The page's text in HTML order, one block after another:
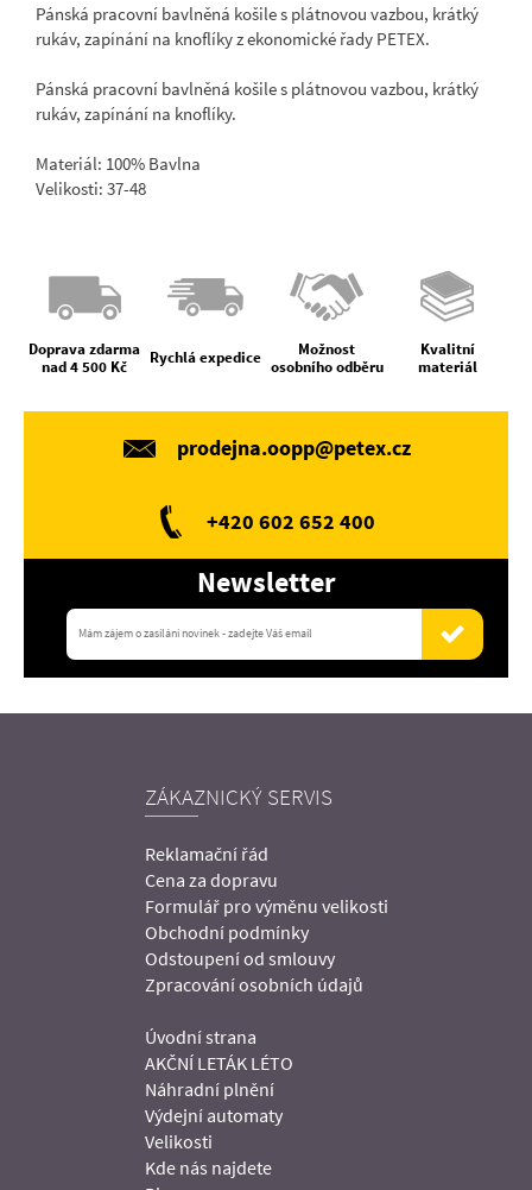
Pánská pracovní bavlněná košile s plátnovou vazbou, krátký
rukáv, zapínání na knoflíky z ekonomické řady PETEX.
Pánská pracovní bavlněná košile s plátnovou vazbou, krátký
rukáv, zapínání na knoflíky.
Materiál: 100% Bavlna
Velikosti: 37-48
Doprava zdarma
nad 4 500 Kč
Rychlá expedice
Možnost
osobního odběru
Kvalitní
materiál
prodejna.oopp@petex.cz
+420 602 652 400
Newsletter
ZÁKAZNICKÝ SERVIS
Reklamační řád
Cena za dopravu
Formulář pro výměnu velikosti
Obchodní podmínky
Odstoupení od smlouvy
Zpracování osobních údajů
Úvodní strana
AKČNÍ LETÁK LÉTO
Náhradní plnění
Výdejní automaty
Velikosti
Kde nás najdete